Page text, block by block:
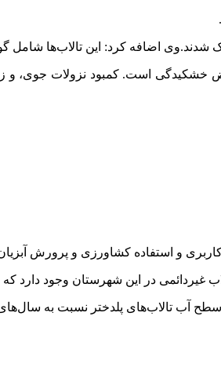
شدند.وی اضافه کرد: این تالاب‌ها شامل
و استفاده کشاورزی و پرورش
به سال‌های گذشته بین ۲۵ تا ۳۰ درصد سطح آب آنها